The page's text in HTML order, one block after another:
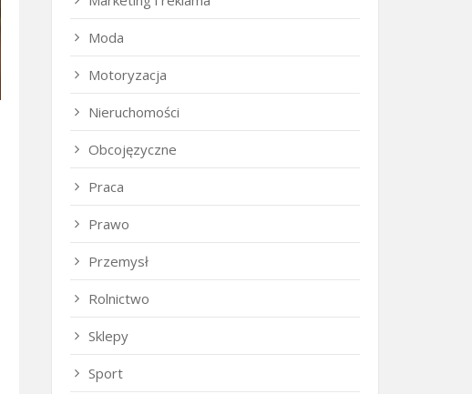
Moda
Motoryzacja
Nieruchomości
Obcojęzyczne
Praca
Prawo
Przemysł
Rolnictwo
Sklepy
Sport